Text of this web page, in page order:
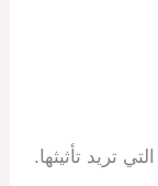
تريد تأثيثها.